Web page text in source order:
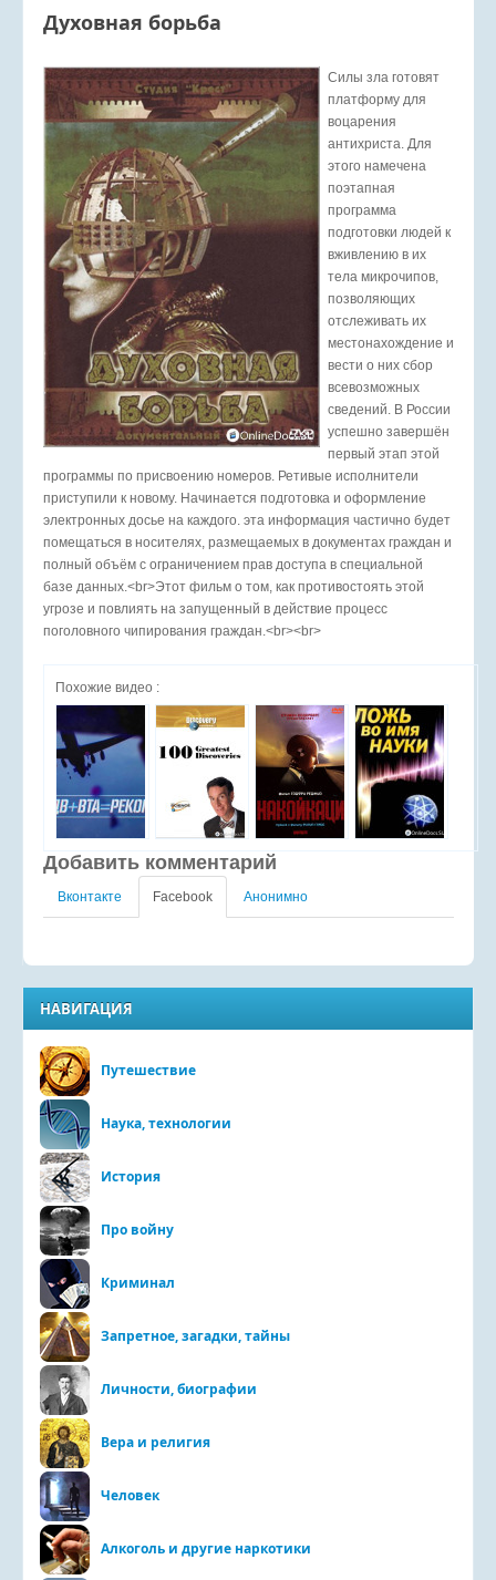
Духовная борьба
Силы зла готовят
платформу для
воцарения
антихриста. Для
этого намечена
поэтапная
программа
подготовки людей к
вживлению в их
тела микрочипов,
позволяющих
отслеживать их
местонахождение и
вести о них сбор
всевозможных
сведений. В России
успешно завершён
первый этап этой
программы по присвоению номеров. Ретивые исполнители
приступили к новому. Начинается подготовка и оформление
электронных досье на каждого. эта информация частично будет
помещаться в носителях, размещаемых в документах граждан и
полный объём с ограничением прав доступа в специальной
базе данных.<br>Этот фильм о том, как противостоять этой
угрозе и повлиять на запущенный в действие процесс
поголовного чипирования граждан.<br><br>
Похожие видео :
Добавить комментарий
Вконтакте Facebook Анонимно
НАВИГАЦИЯ
Путешествие
Наука, технологии
История
Про войну
Криминал
Запретное, загадки, тайны
Личности, биографии
Вера и религия
Человек
Алкоголь и другие наркотики